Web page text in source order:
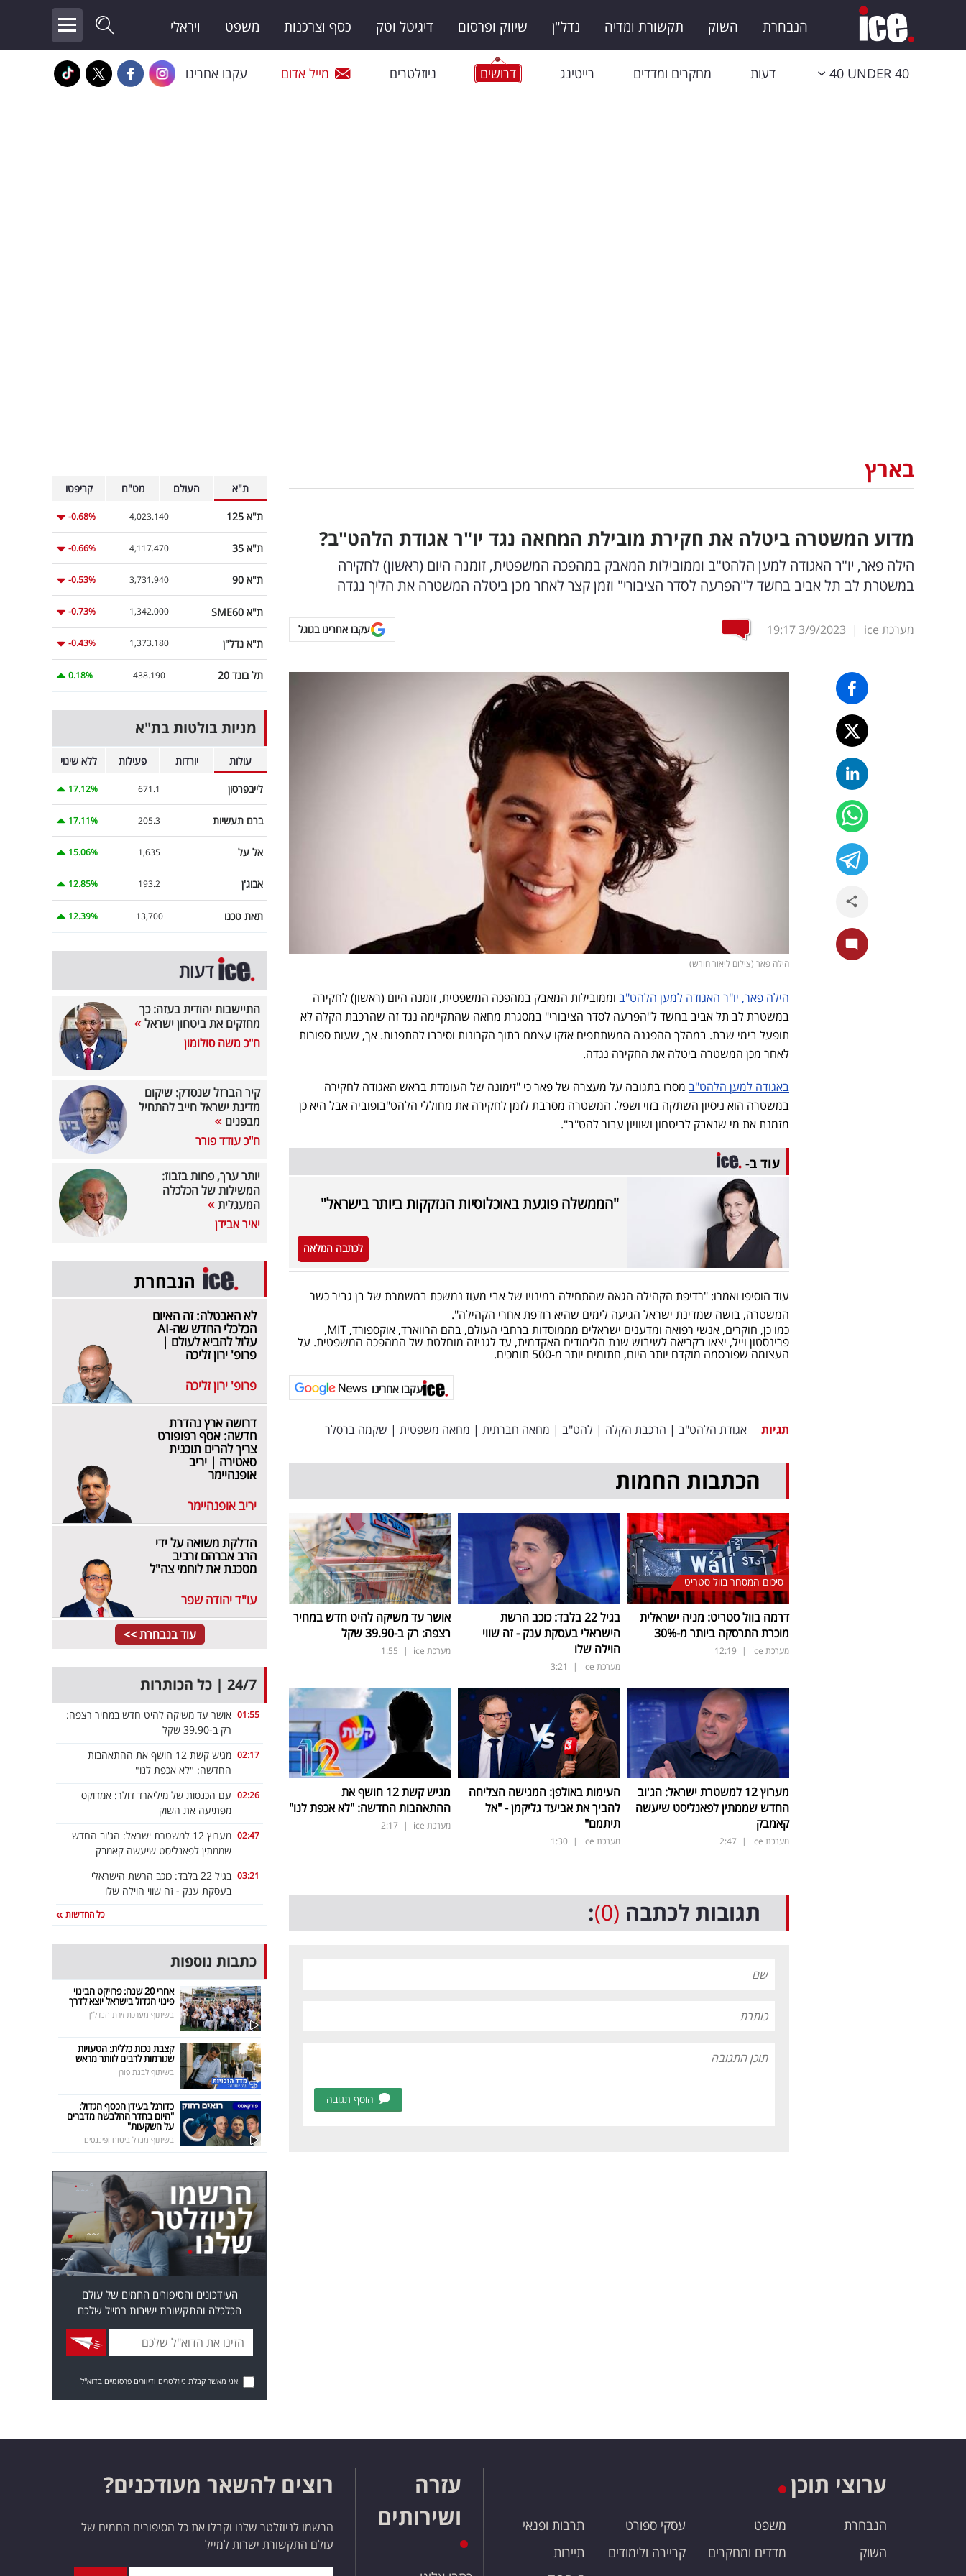
הנבחרת השוק תקשורת ומדיה נדל"ן שיווק ופרסום דיגיטל וטק כסף וצרכנות משפט ויראלי
40 UNDER 40 דעות מחקרים ומדדים רייטינג דרושים ניוזלטרים מייל אדום עקבו אחרינו
בארץ
מדוע המשטרה ביטלה את חקירת מובילת המחאה נגד יו"ר אגודת הלהט"ב?
הילה פאר, יו"ר האגודה למען הלהט"ב וממובילות המאבק במהפכה המשפטית, זומנה היום (ראשון) לחקירה
במשטרת לב תל אביב בחשד ל"הפרעה לסדר הציבורי" וזמן קצר לאחר מכן ביטלה המשטרה את הליך נגדה
מערכת ice |
3/9/2023
19:17 עקבו אחרינו בגוגל
הילה פאר (צילום ליאור חורש)
הילה פאר, יו"ר האגודה למען הלהט"ב וממובילות המאבק במהפכה המשפטית, זומנה היום (ראשון) לחקירה
במשטרת לב תל אביב בחשד ל"הפרעה לסדר הציבורי" במסגרת מחאה שהתקיימה נגד זה שהרכבת הקלה לא
תופעל בימי שבת. במהלך ההפגנה המשתתפים אזקו עצמם בתוך הקרונות וסירבו להתפנות. אך, שעות ספורות
לאחר מכן המשטרה ביטלה את החקירה נגדה.
באגודה למען הלהט"ב מסרו בתגובה על מעצרה של פאר כי "זימונה של העומדת בראש האגודה לחקירה
במשטרה הוא ניסיון השתקה בזוי ושפל. המשטרה מסרבת לזמן לחקירה את מחוללי הלהט"בופוביה אבל היא כן
מזמנת את מי שנאבק לביטחון ושוויון עבור להט"ב".
עוד ב-
"הממשלה פוגעת באוכלוסיות הנזקקות ביותר בישראל"
לכתבה המלאה
עוד הוסיפו ואמרו: "רדיפת הקהילה הגאה שהתחילה במינויו של אבי מעוז נמשכת במשמרת של בן גביר כשר
המשטרה, בושה שמדינת ישראל הגיעה לימים שהיא רודפת אחרי הקהילה".
כמו כן, חוקרים, אנשי רפואה ומדענים ישראלים מממוסדות ברחבי העולם, בהם הרווארד, אוקספורד, MIT,
פרינסטון וייל, יצאו בקריאה לשיבוש שנת הלימודים האקדמית, עד לגניזה מוחלטת של המהפכה המשפטית. על
העצומה שפורסמה מוקדם יותר היום, חתומים יותר מ-500 תומכים.
עקבו אחרינו
תגיות אגודת הלהט"ב | הרכבת הקלה | להט"ב | מחאה חברתית | מחאה משפטית | שקמה ברסלר
הכתבות החמות
סיכום המסחר בוול סטריט
דרמה בוול סטריט: מניה ישראלית
מוכרת התרסקה ביותר מ-30%
מערכת ice |
12:19
בגיל 22 בלבד: כוכב הרשת
הישראלי בעסקת ענק - זה שווי
הוילה שלו
מערכת ice |
3:21
אושר עד משיקה להיט חדש במחיר
רצפה: רק ב-39.90 שקל
מערכת ice |
1:55
מערוץ 12 למשטרת ישראל: הג'וב
החדש שממתין לפאנליסט שיעשה
קאמבק
מערכת ice |
2:47
העימות באולפן: המגישה הצליחה
להביך את אביעד גליקמן - "אל
תיתמם"
מערכת ice |
1:30
מגיש קשת 12 חושף את
ההתאהבות החדשה: "לא אכפת לנו"
מערכת ice |
2:17
תגובות לכתבה (0)
:
הוסף תגובה
ת"א העולם מט"ח קריפטו
ת"א 125 4,023.140
-0.68%
ת"א 35 4,117.470
-0.66%
ת"א 90 3,731.940
-0.53%
ת"א SME60 1,342.000
-0.73%
ת"א נדל"ן 1,373.180
-0.43%
תל בונד 20 438.190
0.18%
מניות בולטות בת"א
עולות יורדות פעילות ללא שינוי
לייבפרסון 671.1
17.12%
ברם תעשיות 205.3
17.11%
אל על 1,635
15.06%
אבוג'ן 193.2
12.85%
תאת טכנו 13,700
12.39%
דעות
התיישבות יהודית בעזה: כך
מחזקים את ביטחון ישראל
ח"כ משה סולומון
קיר הברזל שנסדק: שיקום
מדינת ישראל חייב להתחיל
מבפנים
ח"כ עודד פורר
יותר ערך, פחות בזבוז:
המשילות של הכלכלה
המעגלית
יאיר אבידן
הנבחרת
לא האבטלה: זה האיום
הכלכלי החדש שה-AI
עלול להביא לעולם |
פרופ' ירון זליכה
פרופ' ירון זליכה
דרושה ארץ נהדרת
חדשה: אסף רפופורט
צריך להרים תוכנית
סאטירה | יריב
אופנהיימר
יריב אופנהיימר
הדלקת משואה על ידי
הרב אברהם זרביב
מסכנת את לוחמי צה"ל
עו"ד יהודה שפר
עוד בנבחרת >>
24/7 | כל הכותרות
01:55 אושר עד משיקה להיט חדש במחיר רצפה:
רק ב-39.90 שקל
02:17
מגיש קשת 12 חושף את ההתאהבות
החדשה: "לא אכפת לנו"
02:26 עם הכנסות של מיליארד דולר: אמדוקס
מפתיעה את השוק
02:47
מערוץ 12 למשטרת ישראל: הג'וב החדש
שממתין לפאנליסט שיעשה קאמבק
03:21
בגיל 22 בלבד: כוכב הרשת הישראלי
בעסקת ענק - זה שווי הוילה שלו
כל החדשות
כתבות נוספות
אחרי 20 שנה: פרויקט הבינוי
פינוי הגדול בישראל יוצא לדרך
בשיתוף מערכת זירת הנדל"ן
קצבת נכות כללית: הטעויות
שגורמות לרבים לוותר מראש
בשיתוף לבנת פורן
כדורגל בעידן הכסף הגדול:
"היום בחדר ההלבשה מדברים
על השקעות"
בשיתוף מגדל ביטוח ופיננסים
העידכונים והסיפורים החמים של עולם
הכלכלה והתקשורת ישירות במייל שלכם
אני מאשר קבלת ניוזלטרים ודיוורים פרסומיים בדוא"ל
ערוצי תוכן
הנבחרת
השוק
משפט
מדדים ומחקרים
עסקי ספורט
קריירה ולימודים
תרבות ופנאי
תיירות
עזרה
ושירותים
רוצים להשאר מעודכנים?
הרשמו לניוזלטר שלנו וקבלו את כל הסיפורים החמים של
עולם התקשורת ישרות למייל